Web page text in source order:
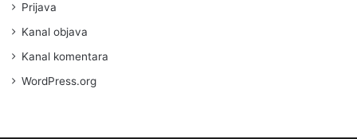
Prijava
Kanal objava
Kanal komentara
WordPress.org